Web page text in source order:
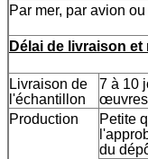
Par mer, par avion
Délai de livraison
Livraison de
l'échantillon
7 à 10
œuvres
Production
Petite
du